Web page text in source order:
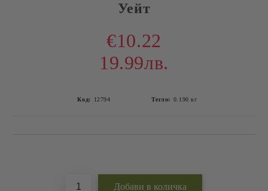
Уейт
€10.22
19.99лв.
Код: 12794 Тегло: 0.190 кг